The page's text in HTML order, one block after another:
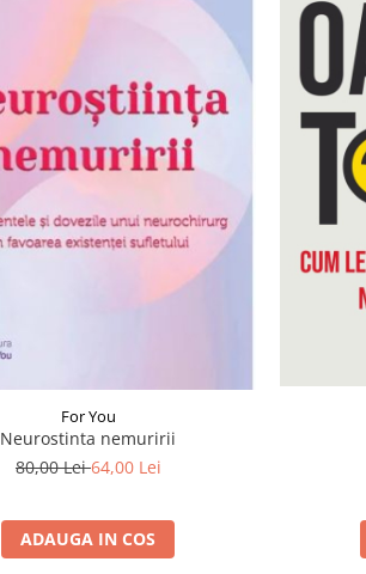
For You
Neurostinta nemuririi
80,00 Lei64,00 Lei
ADAUGA IN COS